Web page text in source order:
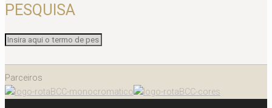
PESQUISA
Parceiros